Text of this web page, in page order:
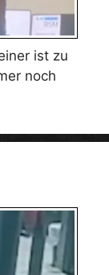
ist zu
noch